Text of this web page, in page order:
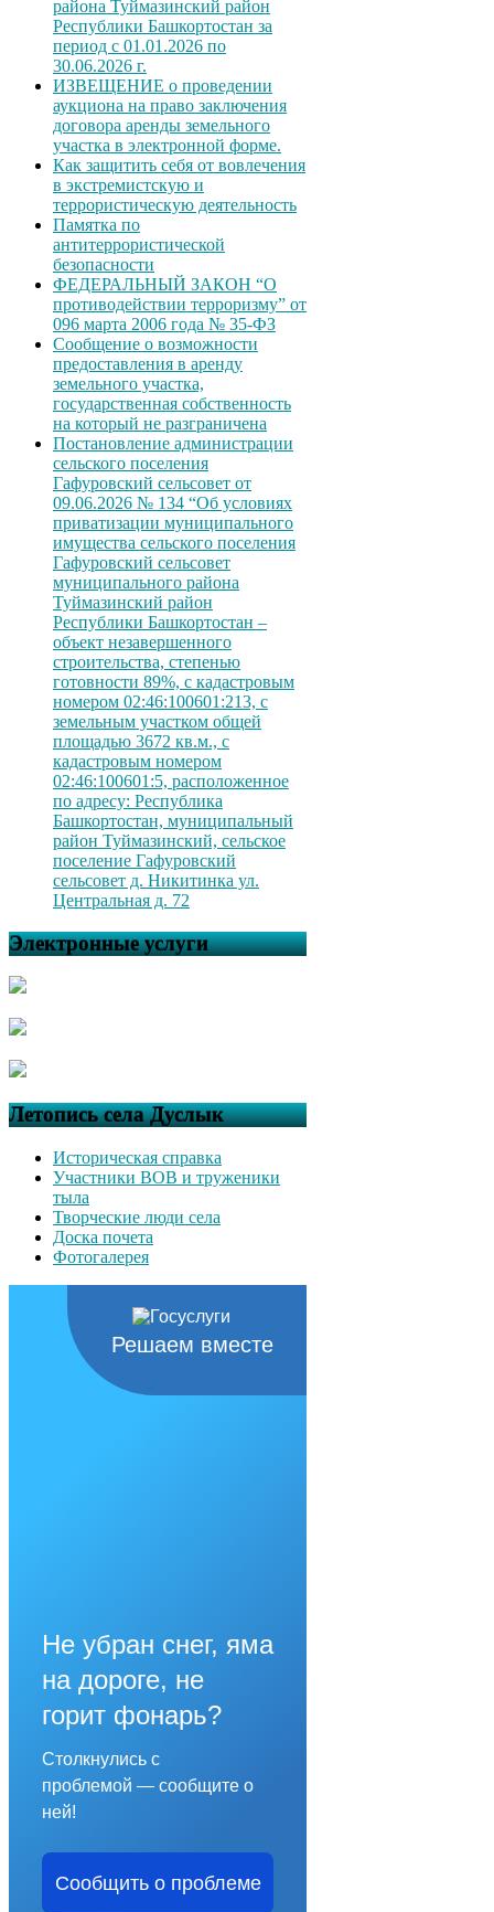
района Туймазинский район
Республики Башкортостан за
период с 01.01.2026 по
30.06.2026 г.
ИЗВЕЩЕНИЕ о проведении
аукциона на право заключения
договора аренды земельного
участка в электронной форме.
Как защитить себя от вовлечения
в экстремистскую и
террористическую деятельность
Памятка по
антитеррористической
безопасности
ФЕДЕРАЛЬНЫЙ ЗАКОН “О
противодействии терроризму” от
096 марта 2006 года № 35-ФЗ
Сообщение о возможности
предоставления в аренду
земельного участка,
государственная собственность
на который не разграничена
Постановление администрации
сельского поселения
Гафуровский сельсовет от
09.06.2026 № 134 “Об условиях
приватизации муниципального
имущества сельского поселения
Гафуровский сельсовет
муниципального района
Туймазинский район
Республики Башкортостан –
объект незавершенного
строительства, степенью
готовности 89%, с кадастровым
номером 02:46:100601:213, с
земельным участком общей
площадью 3672 кв.м., с
кадастровым номером
02:46:100601:5, расположенное
по адресу: Республика
Башкортостан, муниципальный
район Туймазинский, сельское
поселение Гафуровский
сельсовет д. Никитинка ул.
Центральная д. 72
Электронные услуги
Летопись села Дуслык
Историческая справка
Участники ВОВ и труженики
тыла
Творческие люди села
Доска почета
Фотогалерея
Решаем вместе
Не убран снег, яма
на дороге, не
горит фонарь?
Столкнулись с
проблемой — сообщите о
ней!
Сообщить о проблеме